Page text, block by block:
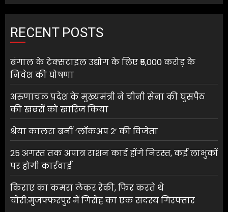
RECENT POSTS
बंगाल के टेक्सटाइल उद्योग के लिए ₹5,000 करोड़ के
निवेश की घोषणा
अरुणाचल प्रदेश के मुख्यमंत्री ने चीनी सेना की घुसपैठ
की खबरों को खारिज किया
श्रेया कालरा बनीं ‘लॉकअप 2’ की विजेता
25 अगस्त तक अपात्र राशन कार्ड होंगे निरस्त, कई लाभुकों
पर होगी कार्रवाई
किराए का कमरा लेकर रेकी, फिर करते थे
चोरी:मुजफ्फरपुर में गिरोह का एक सदस्य गिरफ्तार